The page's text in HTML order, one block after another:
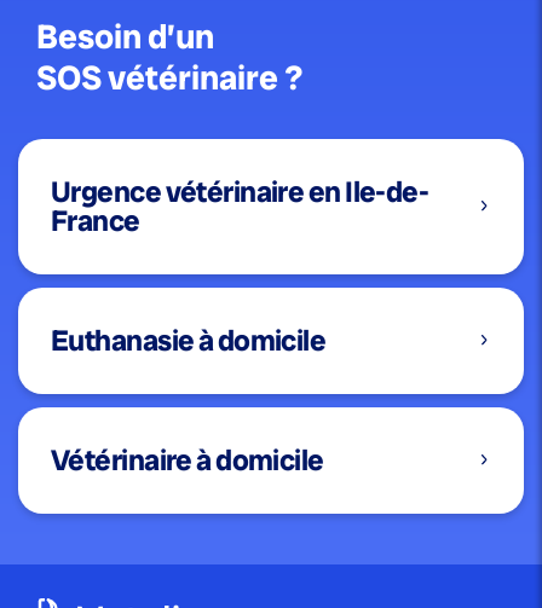
Besoin d’un
SOS vétérinaire ?
Urgence vétérinaire en Ile-de-
France
Euthanasie à domicile
Vétérinaire à domicile